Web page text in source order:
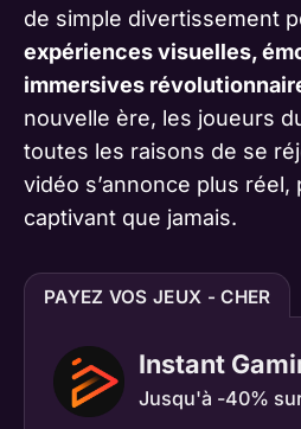
de simple divertissement
expériences visuelles,
immersives
nouvelle ère, les joueurs
toutes les raisons de se
vidéo s’annonce plus
captivant que jamais.
PAYEZ VOS JEUX - CHER
Instant
Jusqu'à -40%